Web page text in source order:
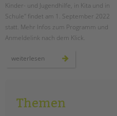
BETREUTES WOHNEN
TANDEM BTL AKADEMIE
Seminarkalender
STADTTEILARBEIT
Kinder- und Jugendhilfe, in Kita und in
Schule" findet am 1. September 2022
statt. Mehr Infos zum Programm und
Anmeldelink nach dem Klick.
weiterlesen fachtag
2022
Themen